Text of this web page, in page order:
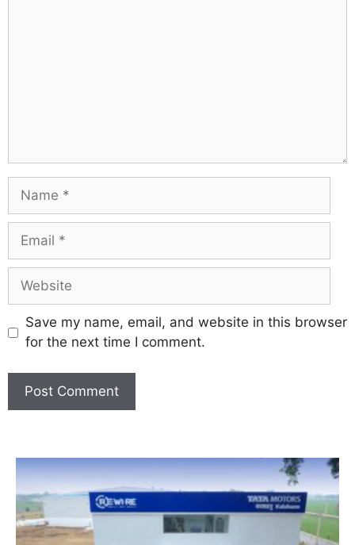
Save my name, email, and website in this browser
for the next time I comment.